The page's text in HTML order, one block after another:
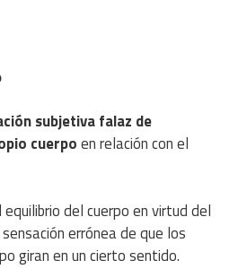
subjetiva falaz de
cuerpoen relación con el
del cuerpo en virtud del
errónea de que los
giran en un cierto sentido.